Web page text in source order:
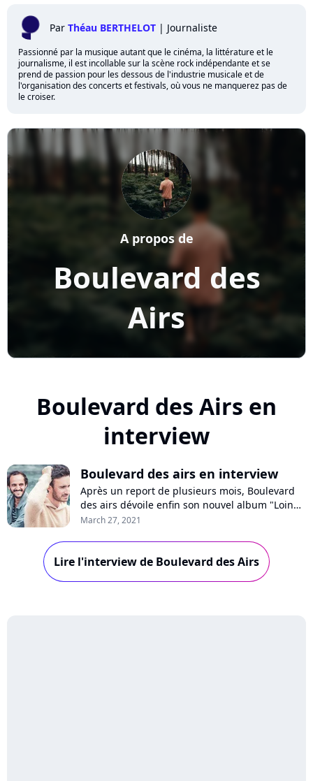
Par Théau BERTHELOT | Journaliste
Passionné par la musique autant que le cinéma, la littérature et le
journalisme, il est incollable sur la scène rock indépendante et se
prend de passion pour les dessous de l'industrie musicale et de
l'organisation des concerts et festivals, où vous ne manquerez pas de
le croiser.
Boulevard des
Airs
A propos de
Boulevard des Airs en
interview
Boulevard des airs en interview
Après un report de plusieurs mois, Boulevard
des airs dévoile enfin son nouvel album "Loin
des yeux", composé de 12 inédits et de 12
Sylvain Duthu et Florent Dasque, les deux
leaders du groupe, pour parler de ce projet
hybride, de leur carrière et de l'étrange
March 27, 2021
Lire l'interview de Boulevard des Airs